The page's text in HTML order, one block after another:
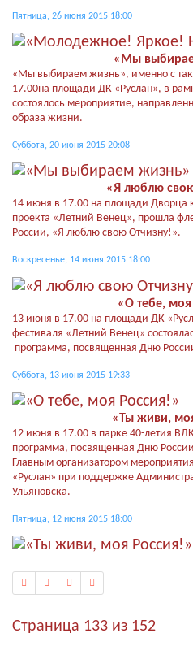
Пятница, 26 июня 2015 18:00
«Мы
«Мы выбираем жизнь», именно с
17.00на площади ДК «Руслан», в
состоялось мероприятие,
образа жизни.
Суббота, 20 июня 2015 20:08
«Я люблю
14 июня в 17.00 на площади Дворца
проекта «Летний Венец», прошла
России, «Я люблю свою Отчизну!».
Воскресенье, 14 июня 2015 18:00
«О тебе, моя
13 июня в 17.00 на площади ДК
фестиваля «Летний Венец»
программа, посвященная Дню
Суббота, 13 июня 2015 19:33
«Ты живи,
12 июня в 17.00 в парке 40-летия
программа, посвященная Дню
Главным организатором
«Руслан» при поддержке
Ульяновска.
Пятница, 12 июня 2015 18:00
Страница 133 из 152